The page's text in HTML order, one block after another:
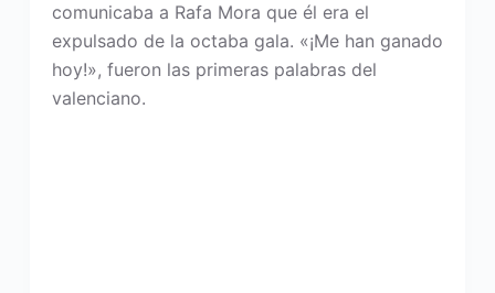
comunicaba a Rafa Mora que él era el
expulsado de la octaba gala. «¡Me han ganado
hoy!», fueron las primeras palabras del
valenciano.